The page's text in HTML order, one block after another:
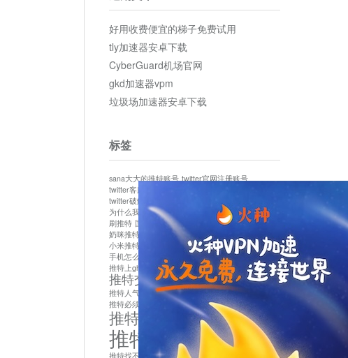
好用收费便宜的梯子免费试用
tly加速器安卓下载
CyberGuard机场官网
gkd加速器vpm
垃圾场加速器安卓下载
标签
sana大大的推特账号 twitter官网注册账号
twitter客服
twitter破解版下载
为什么我推特无法保存设置
作者sana推特是什么
刷推特 国内为什么不能用twitter 国内能用twitter吗
奶咪推特
如何找回推特密码
小米推特闪退是怎么回事 怎么看推特上的视频
手机怎么注册推特账号
推特devil
推特上ghs的女博主
推特交友软件app下载
推特人气萌货小蔡头喵喵喵 推特实名制
推特必须用外网吗
推特怎么取消关联手机号
推特怎么看敏感内容苹果
推特找不到账号 推特注册必须要手机号